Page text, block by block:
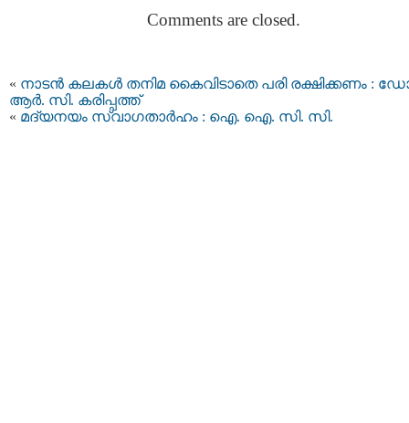
Comments are closed.
« നാടൻ കലകൾ തനിമ കൈവിടാതെ പരി രക്ഷിക്കണം :
ആർ. സി. കരിപ്പത്ത്
« മദ്യനയം സ്വാഗതാര്‍ഹം : ഐ. ഐ. സി. സി.